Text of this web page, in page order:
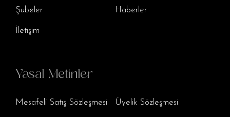
Şubeler Haberler
İletişim
Yasal Metinler
Mesafeli Satış Sözleşmesi Üyelik Sözleşmesi